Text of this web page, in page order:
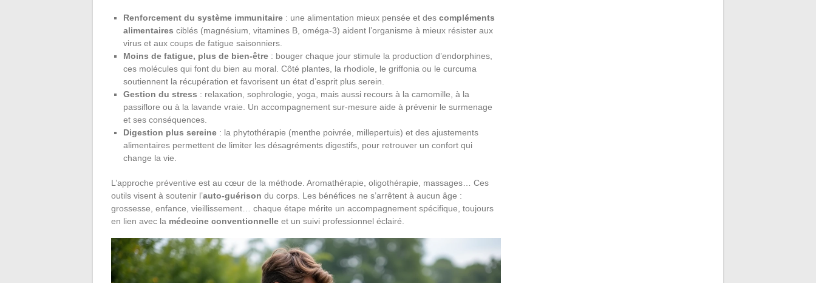
Renforcement du système immunitaire : une alimentation mieux pensée et des compléments
alimentaires ciblés (magnésium, vitamines B, oméga-3) aident l’organisme à mieux résister aux
virus et aux coups de fatigue saisonniers.
Moins de fatigue, plus de bien-être : bouger chaque jour stimule la production d’endorphines,
ces molécules qui font du bien au moral. Côté plantes, la rhodiole, le griffonia ou le curcuma
soutiennent la récupération et favorisent un état d’esprit plus serein.
Gestion du stress : relaxation, sophrologie, yoga, mais aussi recours à la camomille, à la
passiflore ou à la lavande vraie. Un accompagnement sur-mesure aide à prévenir le surmenage
et ses conséquences.
Digestion plus sereine : la phytothérapie (menthe poivrée, millepertuis) et des ajustements
alimentaires permettent de limiter les désagréments digestifs, pour retrouver un confort qui
change la vie.
L’approche préventive est au cœur de la méthode. Aromathérapie, oligothérapie, massages… Ces
outils visent à soutenir l’auto-guérison du corps. Les bénéfices ne s’arrêtent à aucun âge :
grossesse, enfance, vieillissement… chaque étape mérite un accompagnement spécifique, toujours
en lien avec la médecine conventionnelle et un suivi professionnel éclairé.